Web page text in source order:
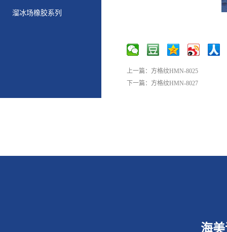
溜冰场橡胶系列
上一篇： 方格纹HMN-8025
下一篇： 方格纹HMN-8027
海